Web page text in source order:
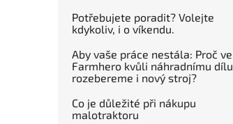
Potřebujete poradit? Volejte
kdykoliv, i o víkendu.
Aby vaše práce nestála: Proč ve
Farmhero kvůli náhradnímu dílu
rozebereme i nový stroj?
Co je důležité při nákupu
malotraktoru